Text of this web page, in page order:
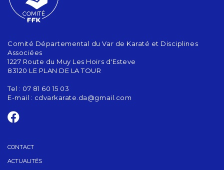
Comité Départemental du Var de Karaté et Disciplines
Associées
1227 Route du Muy Les Hoirs d'Esteve
83120 LE PLAN DE LA TOUR
Tel : 07 81 60 15 03
E-mail : cdvarkarate.da@gmail.com
CONTACT
ACTUALITÉS